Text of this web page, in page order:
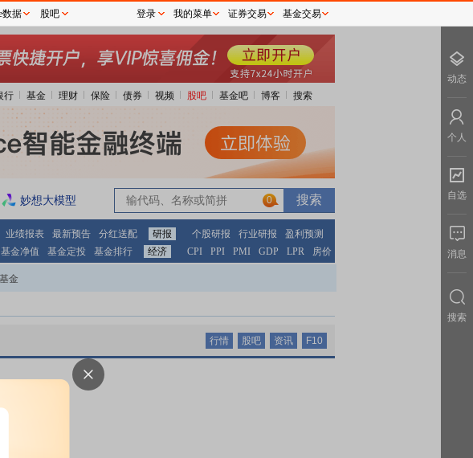
行 基金 理财 保险 债券 视频 股吧 基金吧 博客 搜索
妙想大模型 0
业绩报表 最新预告 分红送配 研报 个股研报 行业研报
盈利预测
基金净值 基金定投 基金排行 经济 CPI PPI PMI GDP LPR 房价
金
行情 股吧 资讯 F10
数据 股吧 登录 我的菜单 证券交易 基金交易
动态
个人
自选
消息
搜索